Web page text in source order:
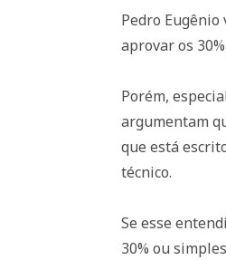
Pedro
aprovar os
Porém,
argumentam
que está
técnico.
Se esse
30% ou